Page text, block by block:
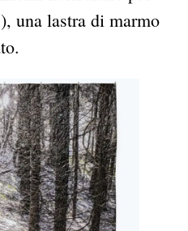
una lastra di marmo